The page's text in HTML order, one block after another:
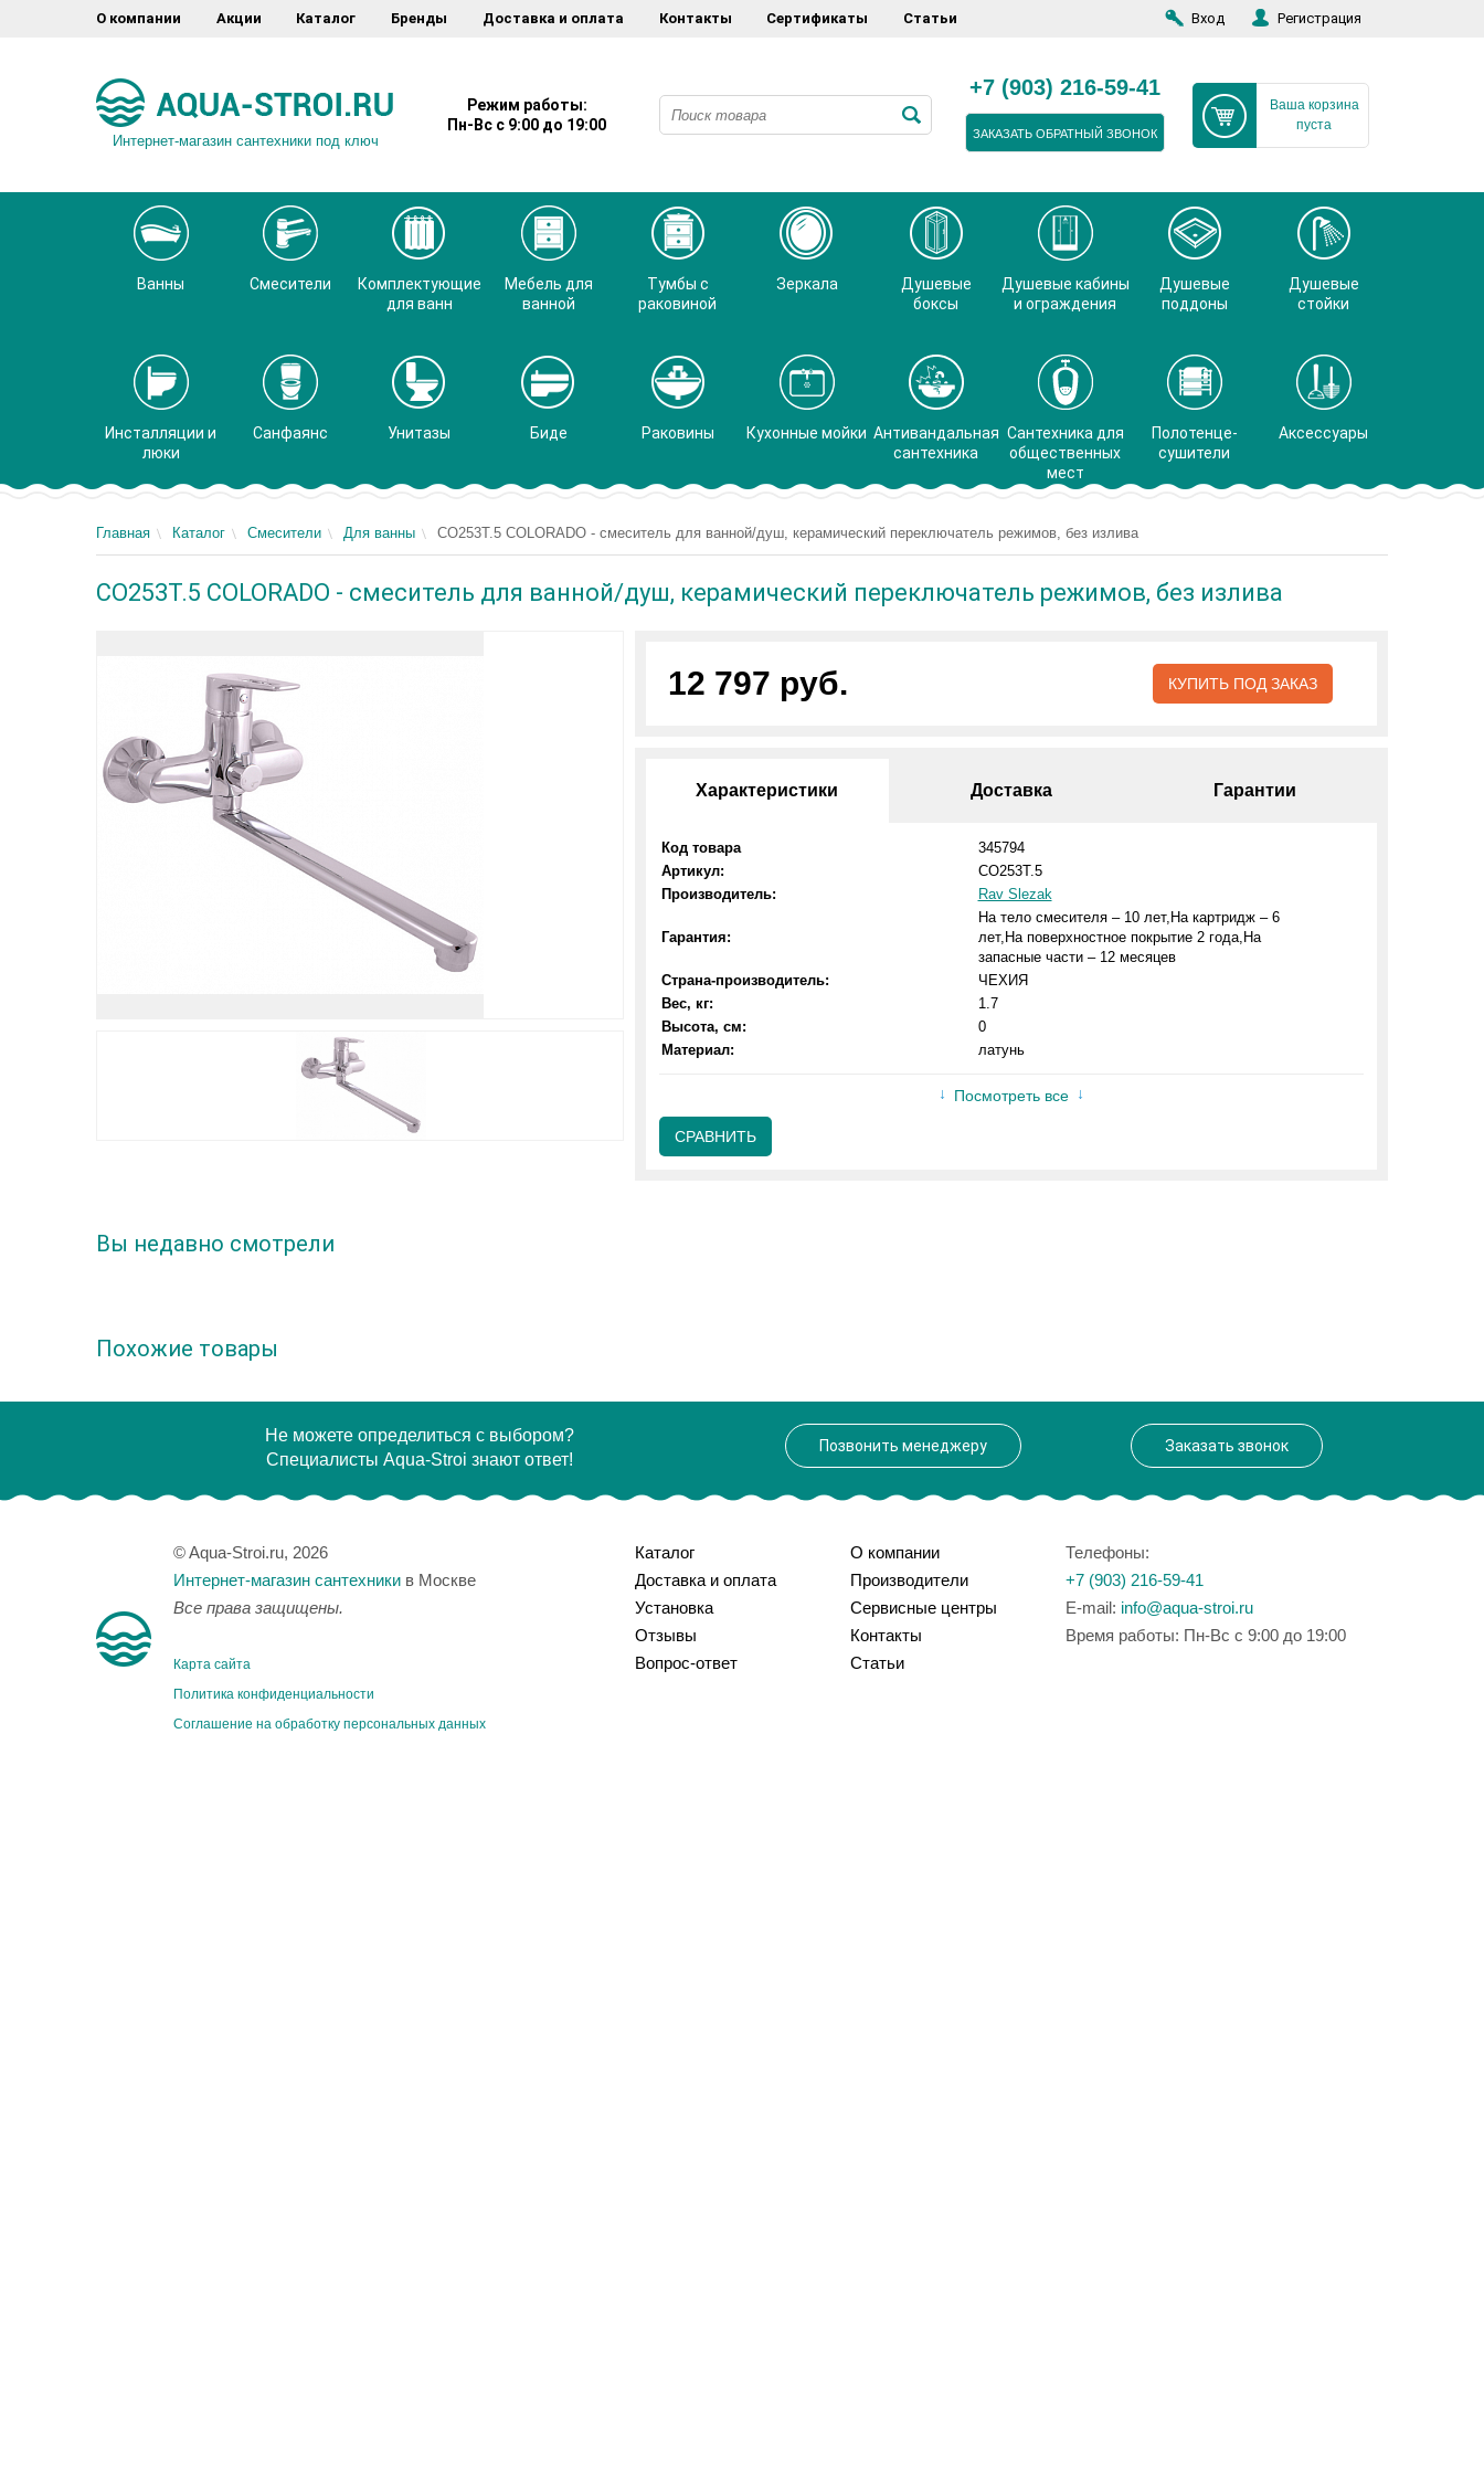
О компании Акции Каталог Бренды Доставка и оплата Контакты Сертификаты Статьи Вход Регистрация
Интернет-магазин сантехники под ключ
Режим работы:
Пн-Вс с 9:00 до 19:00
+7 (903) 216-59-41
ЗАКАЗАТЬ ОБРАТНЫЙ ЗВОНОК
Ваша корзина
пуста
Ванны Смесители
Комплектующие
для ванн
Мебель для
ванной
Тумбы с
раковиной
Зеркала
Душевые
боксы
Душевые кабины
и ограждения
Душевые
поддоны
Душевые
стойки
Инсталляции и
люки
Санфаянс Унитазы Биде Раковины Кухонные мойки Антивандальная
сантехника
Сантехника для
общественных
мест
Полотенце-
сушители
Аксессуары
Главная Каталог Смесители Для ванны CO253T.5 COLORADO - смеситель для ванной/душ, керамический переключатель режимов, без излива
CO253T.5 COLORADO - смеситель для ванной/душ, керамический переключатель режимов, без излива
12 797 руб. КУПИТЬ ПОД ЗАКАЗ
Характеристики Доставка Гарантии
Код товара
345794
Артикул:
CO253T.5
Производитель:
Rav Slezak
Гарантия:
На тело смесителя – 10 лет,На картридж – 6
лет,На поверхностное покрытие 2 года,На
запасные части – 12 месяцев
Страна-производитель:
ЧЕХИЯ
Вес, кг:
1.7
Высота, см:
0
Материал:
латунь
Посмотреть все
СРАВНИТЬ
Вы недавно смотрели
Похожие товары
Не можете определиться с выбором?
Специалисты Aqua-Stroi знают ответ!
Позвонить менеджеру Заказать звонок
© Aqua-Stroi.ru, 2026
Интернет-магазин сантехники в Москве
Все права защищены.
Карта сайта
Политика конфиденциальности
Соглашение на обработку персональных данных
Каталог
Доставка и оплата
Установка
Отзывы
Вопрос-ответ
О компании
Производители
Сервисные центры
Контакты
Статьи
Телефоны:
+7 (903) 216-59-41
E-mail: info@aqua-stroi.ru
Время работы: Пн-Вс с 9:00 до 19:00